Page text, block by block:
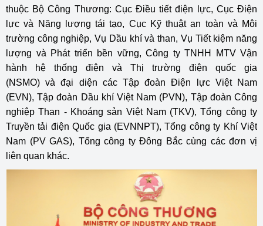
thuộc Bộ Công Thương: Cục Điều tiết điện lực, Cục Điện
lực và Năng lượng tái tạo, Cục Kỹ thuật an toàn và Môi
trường công nghiệp, Vụ Dầu khí và than, Vụ Tiết kiệm năng
lượng và Phát triển bền vững, Công ty TNHH MTV Vận
hành hệ thống điện và Thị trường điện quốc gia
(NSMO) và đại diện các Tập đoàn Điện lực Việt Nam
(EVN), Tập đoàn Dầu khí Việt Nam (PVN), Tập đoàn Công
nghiệp Than - Khoáng sản Việt Nam (TKV), Tổng công ty
Truyền tải điện Quốc gia (EVNNPT), Tổng công ty Khí Việt
Nam (PV GAS), Tổng công ty Đông Bắc cùng các đơn vị
liên quan khác.